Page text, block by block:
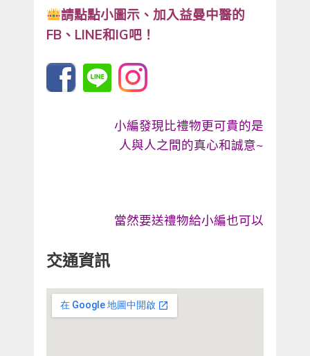
請點點小圖示、加入益曼中醫的
FB、LINE和IG吧！
小編發現比禮物更可貴的是
人與人之間的真心和誠意~
當然要送禮物給小編也可以
交通資訊